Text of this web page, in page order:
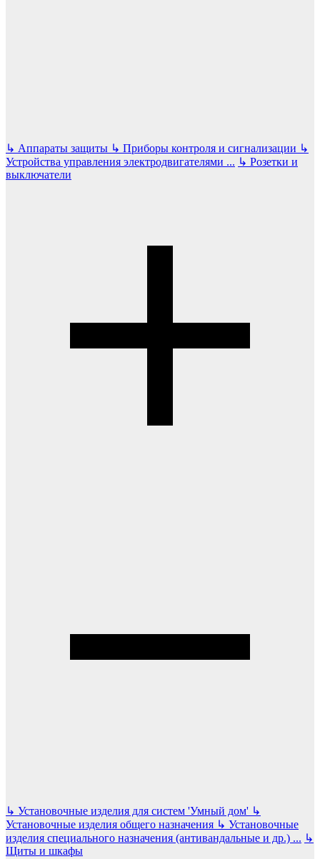
↳ Аппараты защиты ↳ Приборы контроля и сигнализации ↳
Устройства управления электродвигателями ... ↳ Розетки и
выключатели
↳ Установочные изделия для систем 'Умный дом' ↳
Установочные изделия общего назначения ↳ Установочные
изделия специального назначения (антивандальные и др.) ... ↳
Щиты и шкафы